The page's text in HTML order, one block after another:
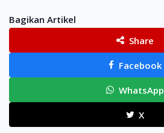
Bagikan Artikel
Share
Facebook
WhatsApp
X